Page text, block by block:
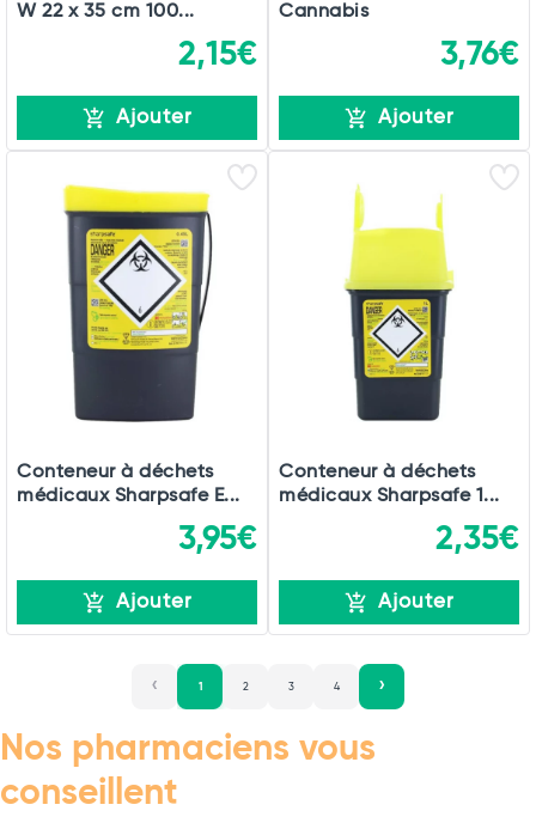
W 22 x 35 cm 100...
2,15€
Ajouter
Cannabis
3,76€
Ajouter
Conteneur à déchets
médicaux Sharpsafe E...
3,95€
Ajouter
Conteneur à déchets
médicaux Sharpsafe 1...
2,35€
Ajouter
1 2 3 4
Nos pharmaciens vous
conseillent